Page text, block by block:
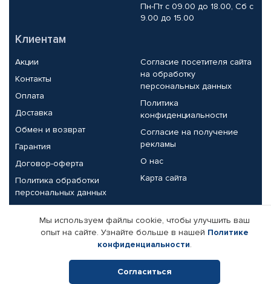
Пн-Пт с 09.00 до 18.00, Сб с
9.00 до 15.00
Клиентам
Акции
Контакты
Оплата
Доставка
Обмен и возврат
Гарантия
Договор-оферта
Политика обработки
персональных данных
Согласие посетителя сайта
на обработку
персональных данных
Политика
конфиденциальности
Согласие на получение
рекламы
О нас
Карта сайта
Партнерам
Корпоративным клиентам
Поставщикам
Реквизиты компании
Мы используем файлы cookie, чтобы улучшить ваш
опыт на сайте. Узнайте больше в нашей Политике
конфиденциальности.
Согласиться